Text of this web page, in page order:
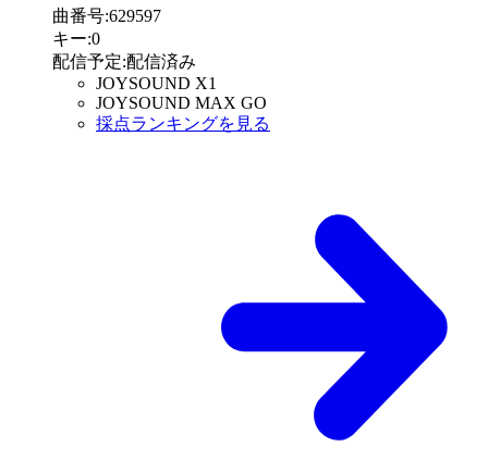
曲番号:629597
キー:0
配信予定:配信済み
JOYSOUND X1
JOYSOUND MAX GO
採点ランキングを見る